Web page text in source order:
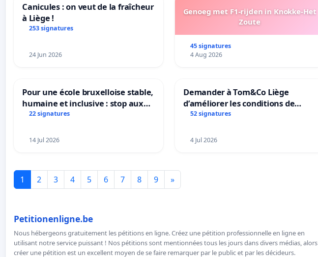
Canicules : on veut de la fraîcheur
à Liège !
253 signatures
24 Jun 2026
Genoeg met F1-rijden in Knokke-Het
Zoute
45 signatures
4 Aug 2026
Pour une école bruxelloise stable,
humaine et inclusive : stop aux
réformes qui fragilisent le
22 signatures
14 Jul 2026
Demander à Tom&Co Liège
d’améliorer les conditions de
présentation des animaux et de
en magasin
52 signatures
4 Jul 2026
1 2 3 4 5 6 7 8 9 »
Petitionenligne.be
Nous hébergeons gratuitement les pétitions en ligne. Créez une pétition professionnelle en ligne en
utilisant notre service puissant ! Nos pétitions sont mentionnées tous les jours dans divers médias, alors
créer une pétition est un excellent moyen de se faire remarquer par le public et par les décideurs.